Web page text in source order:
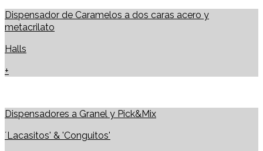
Dispensador de Caramelos a dos caras acero y
metacrilato
Halls
+
Dispensadores a Granel y Pick&Mix
´Lacasitos' & 'Conguitos'